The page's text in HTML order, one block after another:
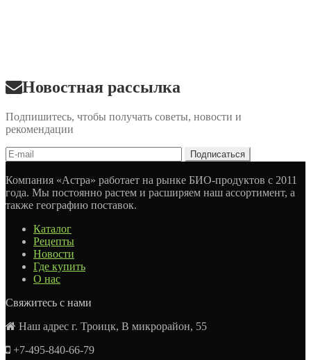
Новостная рассылка
Подпишитесь, чтобы получать советы, новости и
рекомендации
Компания «Астра» работает на рынке БИО-продуктов с 2011
года. Мы постоянно растем и расширяем наш ассортимент, а
также географию поставок.
Каталог
Рецепты
Новости
Где купить
О нас
Свяжитесь с нами
Наш адрес г. Троицк, В микрорайон, 55
+7-495-840-66-79